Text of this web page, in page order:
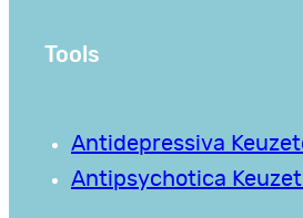
Tools
Antidepressiva
Antipsychotica